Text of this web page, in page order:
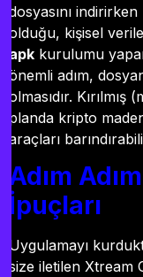
dosyasını
olduğu, kişisel
apk kurulumu
önemli adım,
olmasıdır.
planda kripto
araçları
Adım
İpuçları
Uygulamayı
size iletilen Xtream